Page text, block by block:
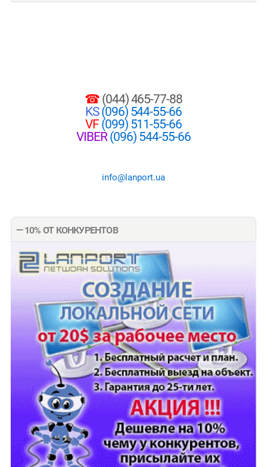
☎(044) 465-77-88
KS(096) 544-55-66
VF(099) 511-55-66
VIBER (096) 544-55-66
info@lanport.ua
— 10% ОТ КОНКУРЕНТОВ